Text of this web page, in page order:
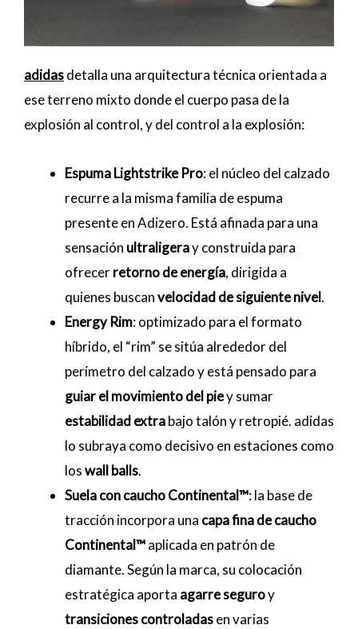
adidasdetalla una arquitectura técnica orientada a
ese terreno mixto donde el cuerpo pasa de la
explosión al control, y del control a la explosión:
Espuma Lightstrike Pro: el núcleo del calzado
recurre a la misma familia de espuma
presente en Adizero. Está afinada para una
sensación ultraligeray construida para
ofrecerretorno de energía, dirigida a
quienes buscanvelocidad de siguiente nivel.
Energy Rim: optimizado para el formato
híbrido, el “rim” se sitúa alrededor del
perímetro del calzado y está pensado para
guiar el movimiento del piey sumar
estabilidad extrabajo talón y retropié. adidas
lo subraya como decisivo en estaciones como
loswall balls.
Suela con caucho Continental™: la base de
tracción incorpora una capa fina de caucho
Continental™aplicada en patrón de
diamante. Según la marca, su colocación
estratégica aporta agarre seguroy
transiciones controladasen varias